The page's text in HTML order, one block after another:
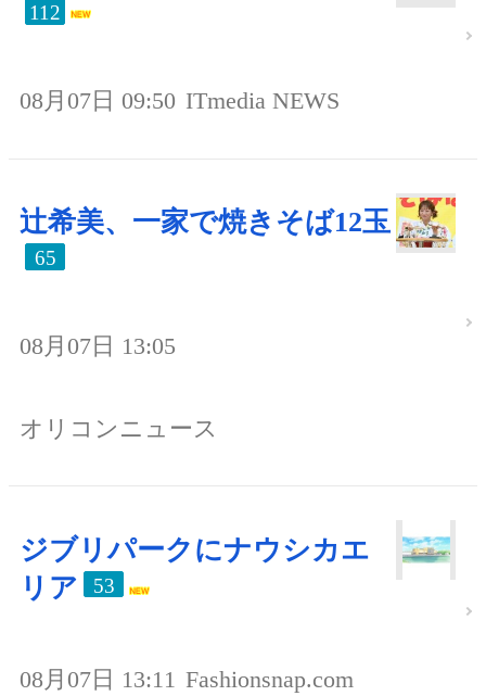
112
08月07日 09:50 ITmedia NEWS
辻希美、一家で焼きそば12玉
65
08月07日 13:05
オリコンニュース
ジブリパークにナウシカエ
リア
53
08月07日 13:11 Fashionsnap.com